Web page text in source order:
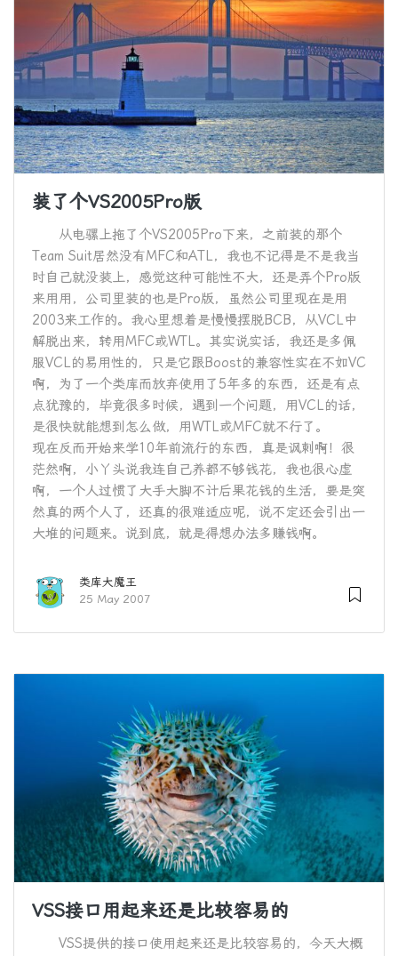
装了个VS2005Pro版
从电骡上拖了个VS2005Pro下来，之前装的那个
Team Suit居然没有MFC和ATL，我也不记得是不是我当
时自己就没装上，感觉这种可能性不大，还是弄个Pro版
来用用，公司里装的也是Pro版，虽然公司里现在是用
2003来工作的。我心里想着是慢慢摆脱BCB，从VCL中
解脱出来，转用MFC或WTL。其实说实话，我还是多佩
服VCL的易用性的，只是它跟Boost的兼容性实在不如VC
啊，为了一个类库而放弃使用了5年多的东西，还是有点
点犹豫的，毕竟很多时候，遇到一个问题，用VCL的话，
是很快就能想到怎么做，用WTL或MFC就不行了。
现在反而开始来学10年前流行的东西，真是讽刺啊！很
茫然啊，小丫头说我连自己养都不够钱花，我也很心虚
啊，一个人过惯了大手大脚不计后果花钱的生活，要是突
然真的两个人了，还真的很难适应呢，说不定还会引出一
大堆的问题来。说到底，就是得想办法多赚钱啊。
类库大魔王
25 May 2007
VSS接口用起来还是比较容易的
VSS提供的接口使用起来还是比较容易的，今天大概